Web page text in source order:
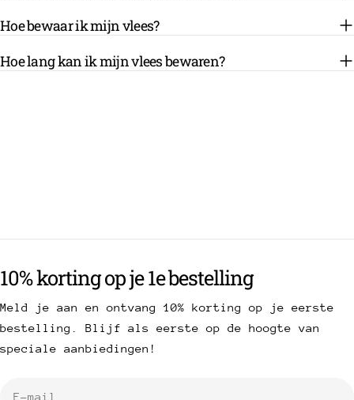
Hoe bewaar ik mijn vlees?
Hoe lang kan ik mijn vlees bewaren?
10% korting op je 1e bestelling
Meld je aan en ontvang 10% korting op je eerste
bestelling. Blijf als eerste op de hoogte van
speciale aanbiedingen!